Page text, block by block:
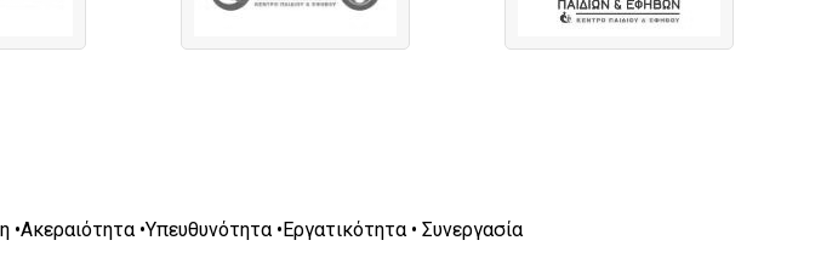
•Υπευθυνότητα •Εργατικότητα • Συνεργασία